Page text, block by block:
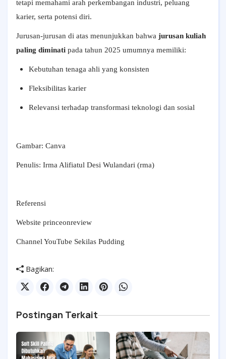
tetapi memahami arah perkembangan industri, peluang
karier, serta potensi diri.
Jurusan-jurusan di atas menunjukkan bahwa jurusan kuliah
paling diminati pada tahun 2025 umumnya memiliki:
Kebutuhan tenaga ahli yang konsisten
Fleksibilitas karier
Relevansi terhadap transformasi teknologi dan sosial
Gambar: Canva
Penulis: Irma Alifiatul Desi Wulandari (rma)
Referensi
Website princeonreview
Channel YouTube Sekilas Pudding
Bagikan:
Postingan Terkait